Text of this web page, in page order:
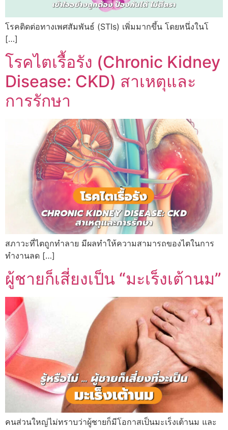
โรคติดต่อทางเพศสัมพันธ์ (STIs) เพิ่มมากขึ้น โดยหนึ่งในโ
[…]
โรคไตเรื้อรัง (Chronic Kidney
Disease: CKD) สาเหตุและ
การรักษา
สภาวะที่ไตถูกทำลาย มีผลทำให้ความสามารถของไตในการ
ทำงานลด […]
ผู้ชายก็เสี่ยงเป็น “มะเร็งเต้านม”
คนส่วนใหญ่ไม่ทราบว่าผู้ชายก็มีโอกาสเป็นมะเร็งเต้านม และ